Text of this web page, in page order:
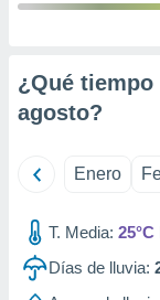
o acceder
datos
¿Qué tiempo
agosto?
Enero
T. Media: 25°C
Días de lluvia: